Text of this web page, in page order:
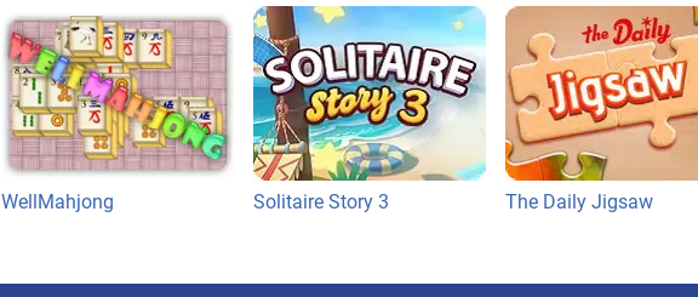
WellMahjong Solitaire Story 3 The Daily Jigsaw